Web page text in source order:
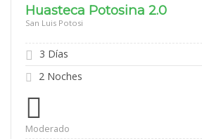
Huasteca Potosina 2.0
San Luis Potosi
3 Días
2 Noches
Moderado